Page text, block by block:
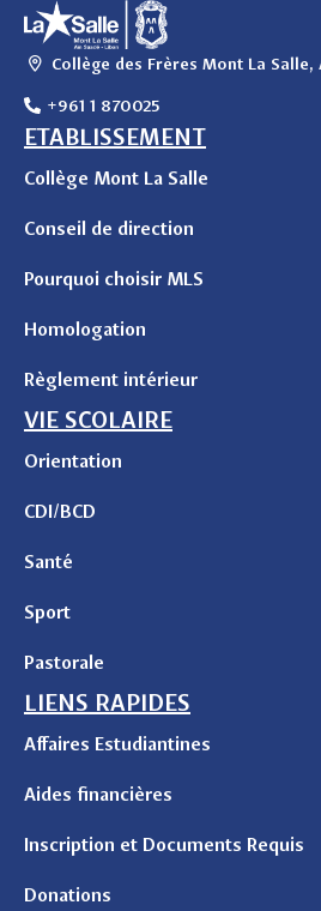
Collège des Frères Mont La Salle,
+961 1 870025
ETABLISSEMENT
Collège Mont La Salle
Conseil de direction
Pourquoi choisir MLS
Homologation
Règlement intérieur
VIE SCOLAIRE
Orientation
CDI/BCD
Santé
Sport
Pastorale
LIENS RAPIDES
Affaires Estudiantines
Aides financières
Inscription et Documents Requis
Donations